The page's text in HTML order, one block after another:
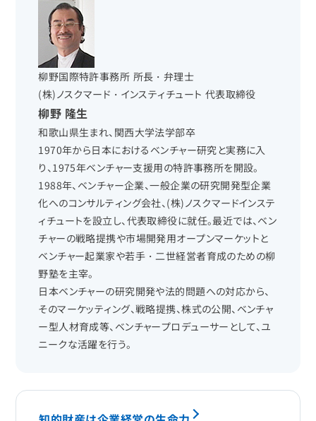
柳野国際特許事務所 所長・弁理士
(株)ノスクマード・インスティチュート 代表取締役
柳野 隆生
和歌山県生まれ、関西大学法学部卒
1970年から日本におけるベンチャー研究と実務に入
り、1975年ベンチャー支援用の特許事務所を開設。
1988年、ベンチャー企業、一般企業の研究開発型企業
化へのコンサルティング会社、(株)ノスクマードインステ
ィチュートを設立し、代表取締役に就任。最近では、ベン
チャーの戦略提携や市場開発用オープンマーケットと
ベンチャー起業家や若手・二世経営者育成のための柳
野塾を主宰。
日本ベンチャーの研究開発や法的問題への対応から、
そのマーケッティング、戦略提携、株式の公開、ベンチャ
ー型人材育成等、ベンチャープロデューサーとして、ユ
ニークな活躍を行う。